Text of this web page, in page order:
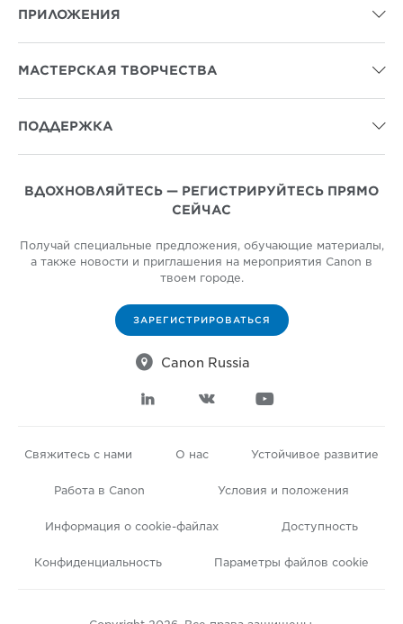
ПРИЛОЖЕНИЯ 
МАСТЕРСКАЯ ТВОРЧЕСТВА 
ПОДДЕРЖКА 
ВДОХНОВЛЯЙТЕСЬ — РЕГИСТРИРУЙТЕСЬ ПРЯМО
СЕЙЧАС
Получай специальные предложения, обучающие материалы,
а также новости и приглашения на мероприятия Canon в
твоем городе.
ЗАРЕГИСТРИРОВАТЬСЯ
 Canon Russia
  
Свяжитесь с нами О нас Устойчивое развитие
Работа в Canon Условия и положения
Информация о cookie-файлах Доступность
Конфиденциальность Параметры файлов cookie